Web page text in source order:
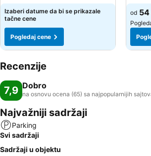
Izaberi datume da bi se prikazale
tačne cene
Pogledaj cene
od 54
Recenzije
7,9 Dobro
na osnovu ocena (65) sa najpopularnijih
Najvažniji sadržaji
Parking
Svi sadržaji
Sadržaji u objektu